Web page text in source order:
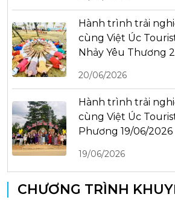
Hành trình trải
cùng Việt Úc
Nhảy Yêu Thương
20/06/2026
Hành trình trải
cùng Việt Úc
Phương 19/06/2026
19/06/2026
CHƯƠNG TRÌNH